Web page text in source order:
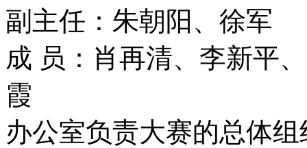
副主任：朱朝阳、徐军
成 员：肖再清、李新平
霞
办公室负责大赛的总体